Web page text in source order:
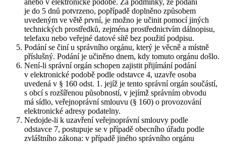
anebo v elektronické podobě. Za podmínky, že podání
je do 5 dnů potvrzeno, popřípadě doplněno způsobem
uvedeným ve větě první, je možno je učinit pomocí jiných
technických prostředků, zejména prostřednictvím dálnopisu,
telefaxu nebo veřejné datové sítě bez použití podpisu.
Podání se činí u správního orgánu, který je věcně a místně
příslušný. Podání je učiněno dnem, kdy tomuto orgánu došlo.
Není-li správní orgán schopen zajistit přijímání podání
v elektronické podobě podle odstavce 4, uzavře osoba
uvedená v § 160 odst. 1. jejíž je tento správní orgán součástí,
s obcí s rozšířenou působností, v jejímž správním obvodu
má sídlo, veřejnoprávní smlouvu (§ 160) o provozování
elektronické adresy podatelny.
Nedojde-li k uzavření veřejnoprávní smlouvy podle
odstavce 7, postupuje se v případě obecního úřadu podle
zvláštního zákona: v případě jiného správního orgánu